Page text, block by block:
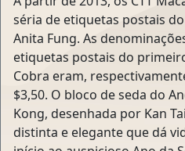
séria de etiquetas postais
Anita Fung. As
etiquetas postais do
Cobra eram,
$3,50. O bloco de seda do
Kong, desenhada por Kan
distinta e elegante que dá